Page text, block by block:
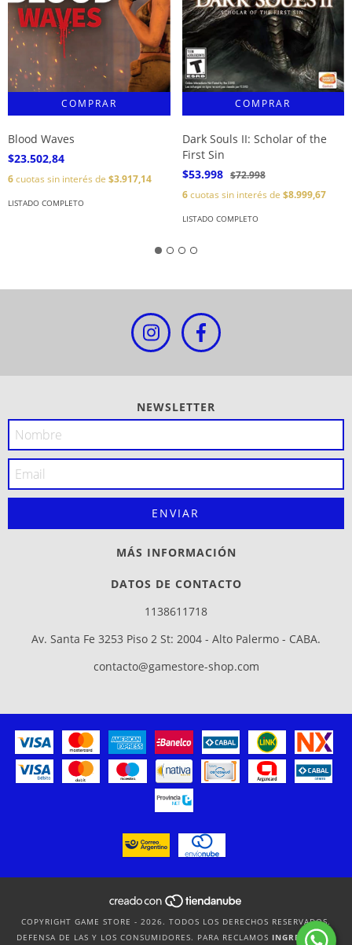
Blood Waves
$23.502,84
6cuotas sin interés de $3.917,14
LISTADO COMPLETO
Dark Souls II: Scholar of the
First Sin
$53.998 $72.998
6cuotas sin interés de $8.999,67
LISTADO COMPLETO
NEWSLETTER
MÁS INFORMACIÓN
DATOS DE CONTACTO
1138611718
Av. Santa Fe 3253 Piso 2 St: 2004 - Alto Palermo - CABA.
contacto@gamestore-shop.com
COPYRIGHT GAME STORE - 2026. TODOS LOS DERECHOS RESERVADOS.
DEFENSA DE LAS Y LOS CONSUMIDORES. PARA RECLAMOS INGRESÁ ACÁ.